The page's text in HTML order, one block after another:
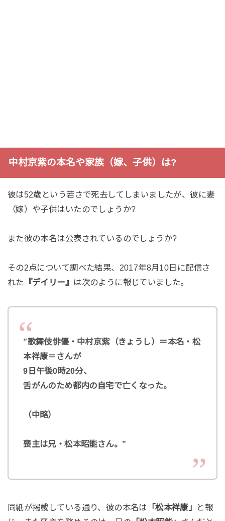
中村京紫の本名や家族（嫁、子供）は?
彼は52歳という若さで死去してしまいましたが、彼に妻
（嫁）や子供はいたのでしょうか?
また彼の本名は公表されているのでしょうか?
その2点について調べた結果、2017年8月10日に配信さ
れた 『デイリー』 は次のように報じていました。
”歌舞伎俳優・中村京紫（きょうし）＝本名・松
本祥康＝さんが
9日午後0時20分、
舌がんのため都内の自宅で亡くなった。
（中略）
喪主は兄・松本昭能さん。”
同紙が掲載している通り、彼の本名は 「松本祥康」
と報